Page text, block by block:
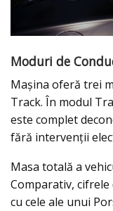
Moduri de
Mașina oferă trei
Track. În modul
este complet
fără intervenții
Masa totală a
Comparativ,
cu cele ale unui